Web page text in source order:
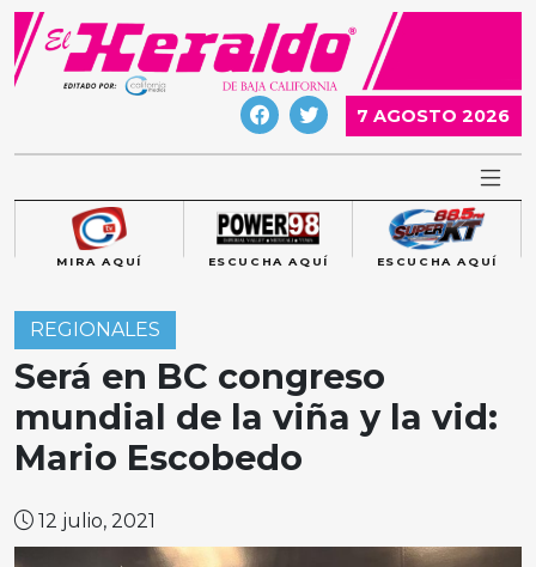
Skip
content
7 AGOSTO 2026
MIRA AQUÍ ESCUCHA AQUÍ ESCUCHA AQUÍ
REGIONALES
Será en BC congreso
mundial de la viña y la vid:
Mario Escobedo
12 julio, 2021